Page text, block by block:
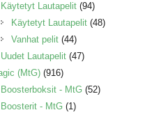
Käytetyt Lautapelit (94)
Käytetyt Lautapelit (48)
Vanhat pelit (44)
Uudet Lautapelit (47)
(MtG) (916)
Boosterboksit - MtG (52)
Boosterit - MtG (1)